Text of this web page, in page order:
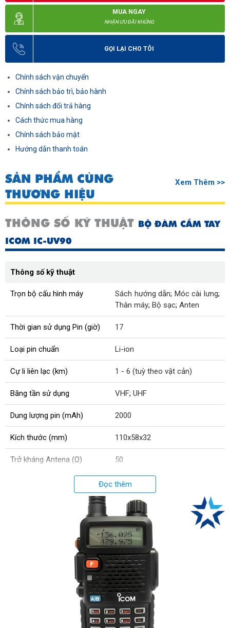
MUA NGAY
NHẬN ƯU ĐÃI KHỦNG
GỌI LẠI CHO TÔI
Chính sách vận chuyển
Chính sách bảo trì, bảo hành
Chính sách đổi trả hàng
Cách thức mua hàng
Chính sách bảo mật
Hướng dẫn thanh toán
SẢN PHẨM CÙNG
THƯƠNG HIỆU
Xem Thêm >>
THÔNG SỐ KỸ THUẬT BỘ ĐÀM CẦM TAY
ICOM IC-UV90
Thông số kỹ thuật
Trọn bộ cấu hình máy Sách hướng dẫn; Móc cài lưng;
Thân máy; Bộ sạc; Anten
Thời gian sử dụng Pin (giờ) 17
Loại pin chuẩn Li-ion
Cự li liên lạc (km) 1 - 6 (tuỳ theo vật cản)
Băng tần sử dụng VHF; UHF
Dung lượng pin (mAh) 2000
Kích thước (mm) 110x58x32
Trở kháng Antena (Ω) 50
136 - 246
350
Dải tần số UHF (Mhz) 400 - 520
Công suất cao tần (W) 5.5
12.5/25
Thời gian bảo hành thân máy12
Đọc thêm